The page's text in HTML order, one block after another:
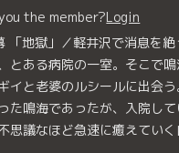
the member?Login
「地獄」／軽井沢で消息を
とある病院の一室。そこで
イと老婆のルシールに出会
た鳴海であったが、入院し
思議なほど急速に癒えてい